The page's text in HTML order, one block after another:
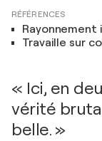
RÉFÉRENCES
Rayonnement
Travaille sur
« Ici, en
vérité
belle. »